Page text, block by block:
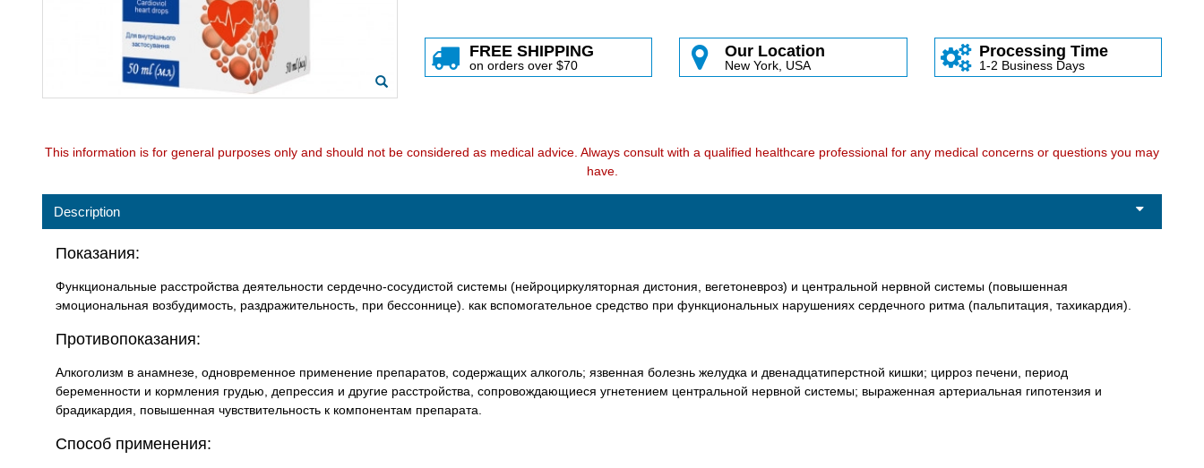
FREE SHIPPING
on orders over $70
Our Location
New York, USA
Processing Time
1-2 Business Days
This information is for general purposes only and should not be considered as medical advice. Always consult with a qualified healthcare professional for any medical concerns or questions you may
have.
Description
Показания:
Функциональные расстройства деятельности сердечно-сосудистой системы (нейроциркуляторная дистония, вегетоневроз) и центральной нервной системы (повышенная
эмоциональная возбудимость, раздражительность, при бессоннице). как вспомогательное средство при функциональных нарушениях сердечного ритма (пальпитация, тахикардия).
Противопоказания:
Алкоголизм в анамнезе, одновременное применение препаратов, содержащих алкоголь; язвенная болезнь желудка и двенадцатиперстной кишки; цирроз печени, период
беременности и кормления грудью, депрессия и другие расстройства, сопровождающиеся угнетением центральной нервной системы; выраженная артериальная гипотензия и
брадикардия, повышенная чувствительность к компонентам препарата.
Способ применения: